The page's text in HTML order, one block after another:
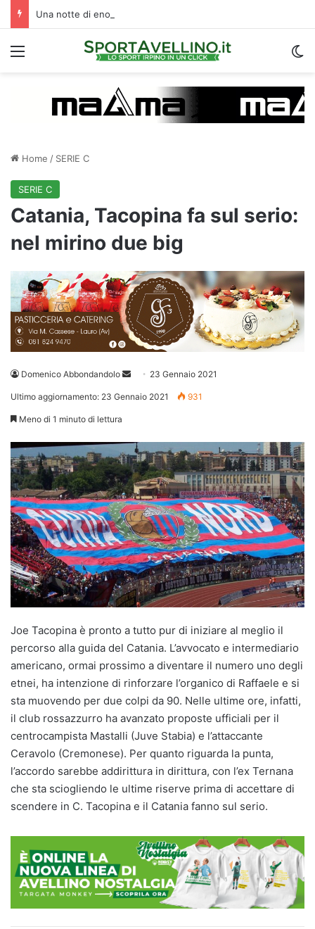
Menu
Home / SERIE C
SERIE C
Catania, Tacopina fa sul serio:
nel mirino due big
Domenico Abbondandolo
Invia 23 Gennaio 2021
Ultimo aggiornamento: 23 Gennaio 2021 931
Meno di 1 minuto di lettura
Joe Tacopina è pronto a tutto pur di iniziare al meglio il
percorso alla guida del Catania. L’avvocato e intermediario
americano, ormai prossimo a diventare il numero uno degli
etnei, ha intenzione di rinforzare l’organico di Raffaele e si
sta muovendo per due colpi da 90. Nelle ultime ore, infatti,
il club rossazzurro ha avanzato proposte ufficiali per il
centrocampista Mastalli (Juve Stabia) e l’attaccante
Ceravolo (Cremonese). Per quanto riguarda la punta,
l’accordo sarebbe addirittura in dirittura, con l’ex Ternana
che sta sciogliendo le ultime riserve prima di accettare di
scendere in C. Tacopina e il Catania fanno sul serio.